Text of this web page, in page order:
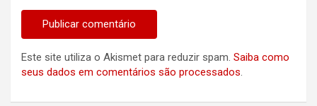
Este site utiliza o Akismet para reduzir spam. Saiba como
seus dados em comentários são processados.